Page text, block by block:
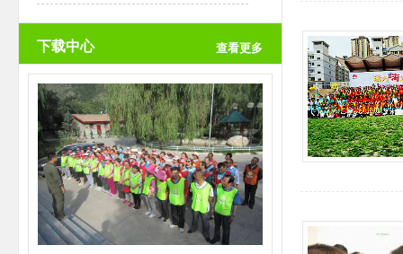
下载中心 查看更多
团队创意是一个团队取得成功的根
本前提，而个人创意是团…